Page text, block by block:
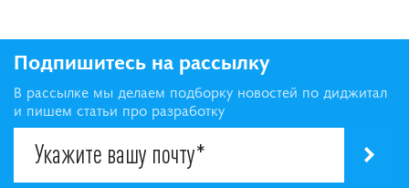
Подпишитесь на рассылку
В рассылке мы делаем подборку новостей по диджитал
и пишем статьи про разработку